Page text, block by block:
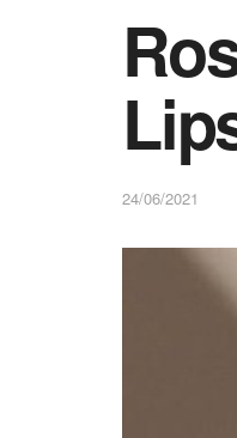
24/06/2021